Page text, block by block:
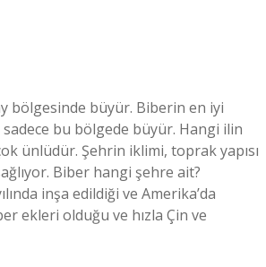
bölgesinde büyür. Biberin en iyi
bu bölgede büyür. Hangi ilin
ünlüdür. Şehrin iklimi, toprak yapısı
Biber hangi şehre ait?
inşa edildiği ve Amerika’da
ekleri olduğu ve hızla Çin ve